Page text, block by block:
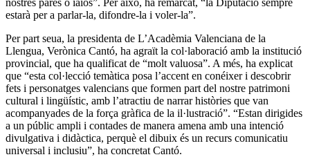
estarà per a parlar-la, difondre-la i voler-la”.
Per part seua, la presidenta de L’Acadèmia Valenciana de la
Llengua, Verònica Cantó, ha agraït la col·laboració amb la institució
provincial, que ha qualificat de “molt valuosa”. A més, ha explicat
que “esta col·lecció temàtica posa l’accent en conéixer i descobrir
fets i personatges valencians que formen part del nostre patrimoni
cultural i lingüístic, amb l’atractiu de narrar històries que van
acompanyades de la força gràfica de la il·lustració”. “Estan dirigides
a un públic ampli i contades de manera amena amb una intenció
divulgativa i didàctica, perquè el dibuix és un recurs comunicatiu
universal i inclusiu”, ha concretat Cantó.